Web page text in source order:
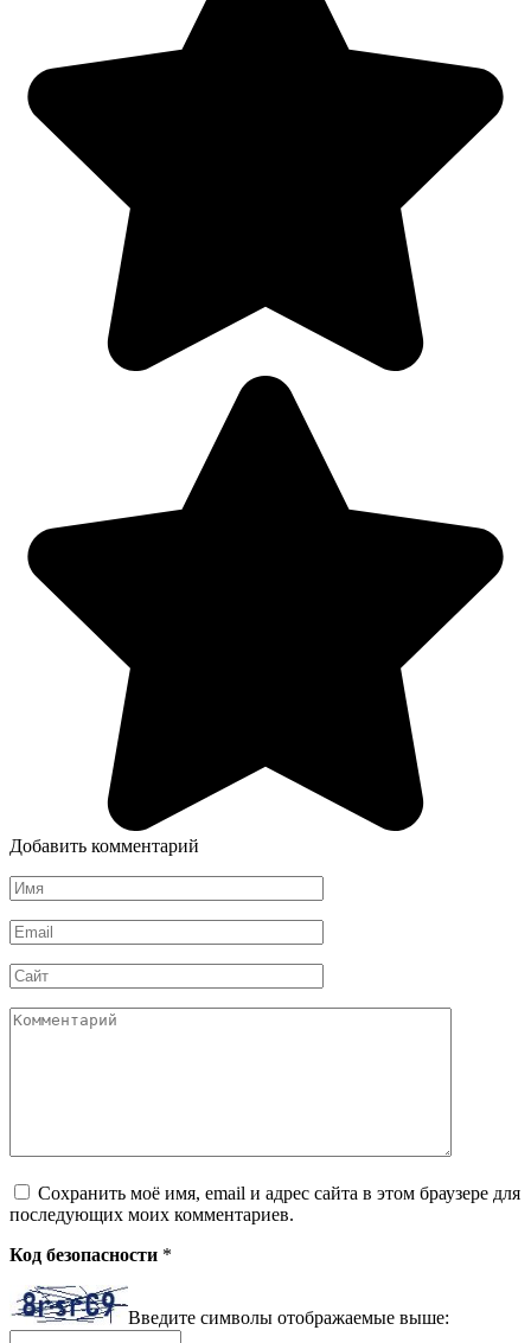
Добавить комментарий
Имя
*
Email
*
Сайт
Комментарий
Сохранить моё имя, email и адрес сайта в этом браузере для
последующих моих комментариев.
Код безопасности *
Введите символы отображаемые выше: